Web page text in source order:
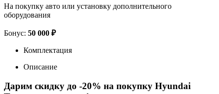
На покупку авто или установку дополнительного
оборудования
Бонус: 50 000 ₽
Комплектация
Описание
Дарим скидку до -20% на покупку Hyundai